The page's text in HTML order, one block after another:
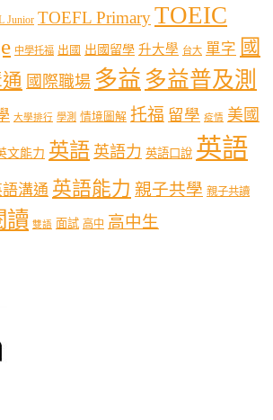
Junior TOEFL PrimaryTOEIC
中學托福 出國 出國留學 升大學 台大 單字 國
國際職場 多益 多益普及測
大學排行 學測 情境圖解 托福 留學 疫情 美國
文能力 英語 英語力 英語口說 英語
溝通 英語能力 親子共學 親子共讀
讀 雙語 面試 高中 高中生